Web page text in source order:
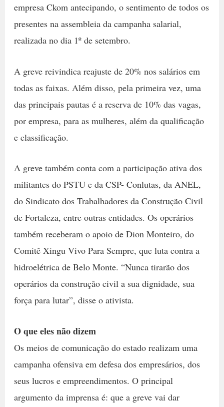
empresa Ckom antecipando, o sentimento de todos os
presentes na assembleia da campanha salarial,
realizada no dia 1º de setembro.
A greve reivindica reajuste de 20% nos salários em
todas as faixas. Além disso, pela primeira vez, uma
das principais pautas é a reserva de 10% das vagas,
por empresa, para as mulheres, além da qualificação
e classificação.
A greve também conta com a participação ativa dos
militantes do PSTU e da CSP- Conlutas, da ANEL,
do Sindicato dos Trabalhadores da Construção Civil
de Fortaleza, entre outras entidades. Os operários
também receberam o apoio de Dion Monteiro, do
Comitê Xingu Vivo Para Sempre, que luta contra a
hidroelétrica de Belo Monte. “Nunca tirarão dos
operários da construção civil a sua dignidade, sua
força para lutar”, disse o ativista.
O que eles não dizem
Os meios de comunicação do estado realizam uma
campanha ofensiva em defesa dos empresários, dos
seus lucros e empreendimentos. O principal
argumento da imprensa é: que a greve vai dar